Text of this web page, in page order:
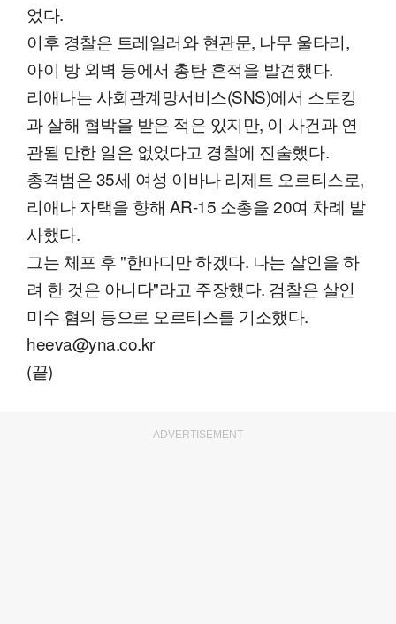
었다.
이후 경찰은 트레일러와 현관문, 나무 울타리,
아이 방 외벽 등에서 총탄 흔적을 발견했다.
리애나는 사회관계망서비스(SNS)에서 스토킹
과 살해 협박을 받은 적은 있지만, 이 사건과 연
관될 만한 일은 없었다고 경찰에 진술했다.
총격범은 35세 여성 이바나 리제트 오르티스로,
리애나 자택을 향해 AR-15 소총을 20여 차례 발
사했다.
그는 체포 후 "한마디만 하겠다. 나는 살인을 하
려 한 것은 아니다"라고 주장했다. 검찰은 살인
미수 혐의 등으로 오르티스를 기소했다.
heeva@yna.co.kr
(끝)
ADVERTISEMENT